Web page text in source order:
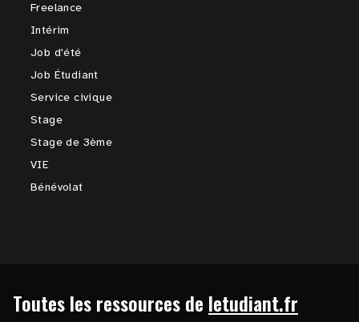
Freelance
Intérim
Job d'été
Job Étudiant
Service civique
Stage
Stage de 3ème
VIE
Bénévolat
Toutes les ressources de letudiant.fr